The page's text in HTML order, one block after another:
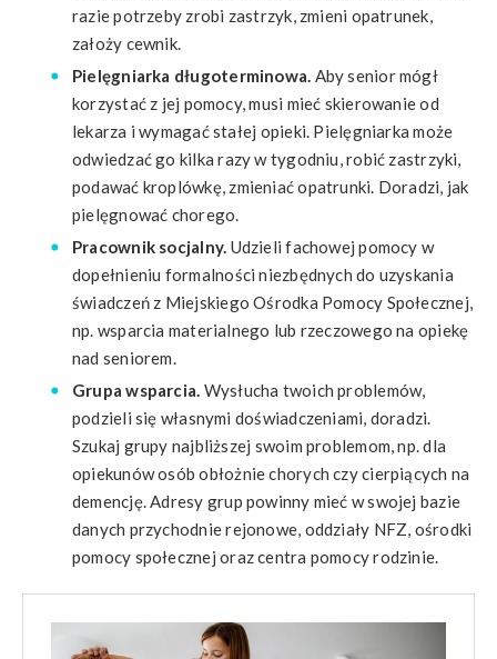
razie potrzeby zrobi zastrzyk, zmieni opatrunek,
założy cewnik.
Pielęgniarka długoterminowa. Aby senior mógł
korzystać z jej pomocy, musi mieć skierowanie od
lekarza i wymagać stałej opieki. Pielęgniarka może
odwiedzać go kilka razy w tygodniu, robić zastrzyki,
podawać kroplówkę, zmieniać opatrunki. Doradzi, jak
pielęgnować chorego.
Pracownik socjalny. Udzieli fachowej pomocy w
dopełnieniu formalności niezbędnych do uzyskania
świadczeń z Miejskiego Ośrodka Pomocy Społecznej,
np. wsparcia materialnego lub rzeczowego na opiekę
nad seniorem.
Grupa wsparcia. Wysłucha twoich problemów,
podzieli się własnymi doświadczeniami, doradzi.
Szukaj grupy najbliższej swoim problemom, np. dla
opiekunów osób obłożnie chorych czy cierpiących na
demencję. Adresy grup powinny mieć w swojej bazie
danych przychodnie rejonowe, oddziały NFZ, ośrodki
pomocy społecznej oraz centra pomocy rodzinie.